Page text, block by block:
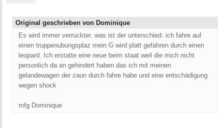
Original geschrieben von Dominique
Es wird immer verruckter. was ist der unterschied: ich fahre auf
einen truppenubungsplaz mein G wird platt gefahren durch einen
leopard. Ich erstatte eine neue beim staat weil die mich nicht
personlich da an gehindert haben das ich mit meinen
gelandewagen der zaun durch fahre habe und eine entschädigung
wegen shock
mfg Dominique